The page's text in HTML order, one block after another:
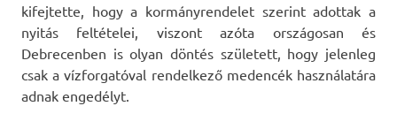
kifejtette, hogy a kormányrendelet szerint adottak a
nyitás feltételei, viszont azóta országosan és
Debrecenben is olyan döntés született, hogy jelenleg
csak a vízforgatóval rendelkező medencék használatára
adnak engedélyt.